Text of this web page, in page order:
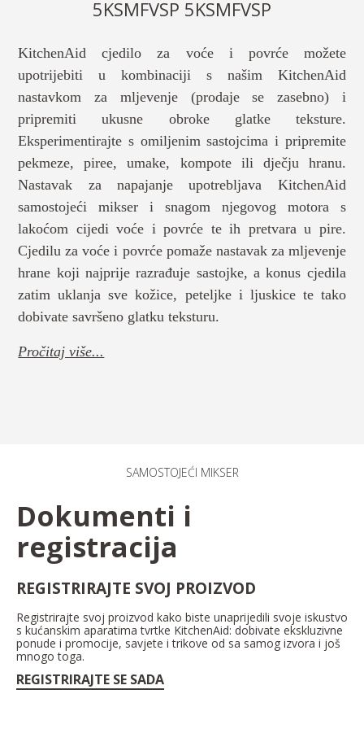
5KSMFVSP 5KSMFVSP
KitchenAid cjedilo za voće i povrće možete
upotrijebiti u kombinaciji s našim KitchenAid
nastavkom za mljevenje (prodaje se zasebno) i
pripremiti ukusne obroke glatke teksture.
Eksperimentirajte s omiljenim sastojcima i pripremite
pekmeze, piree, umake, kompote ili dječju hranu.
Nastavak za napajanje upotrebljava KitchenAid
samostojeći mikser i snagom njegovog motora s
lakoćom cijedi voće i povrće te ih pretvara u pire.
Cjedilu za voće i povrće pomaže nastavak za mljevenje
hrane koji najprije razrađuje sastojke, a konus cjedila
zatim uklanja sve kožice, peteljke i ljuskice te tako
dobivate savršeno glatku teksturu.
Pročitaj više...
SAMOSTOJEĆI MIKSER
Dokumenti i
registracija
REGISTRIRAJTE SVOJ PROIZVOD
Registrirajte svoj proizvod kako biste unaprijedili svoje iskustvo
s kućanskim aparatima tvrtke KitchenAid: dobivate ekskluzivne
ponude i promocije, savjete i trikove od sa samog izvora i još
mnogo toga.
REGISTRIRAJTE SE SADA